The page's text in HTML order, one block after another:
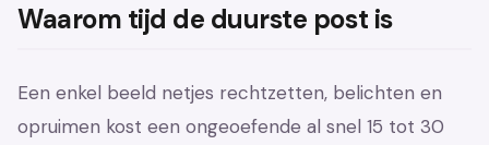
Waarom tijd de duurste post is
Een enkel beeld netjes rechtzetten, belichten en
opruimen kost een ongeoefende al snel 15 tot 30